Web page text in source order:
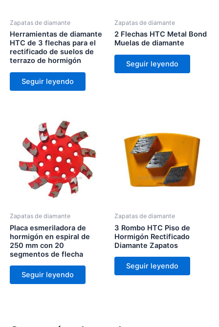
Zapatas de diamante
Herramientas de diamante
HTC de 3 flechas para el
rectificado de suelos de
terrazo de hormigón
Seguir leyendo
Zapatas de diamante
2 Flechas HTC Metal Bond
Muelas de diamante
Seguir leyendo
Zapatas de diamante
Placa esmeriladora de
hormigón en espiral de
250 mm con 20
segmentos de flecha
Seguir leyendo
Zapatas de diamante
3 Rombo HTC Piso de
Hormigón Rectificado
Diamante Zapatos
Seguir leyendo